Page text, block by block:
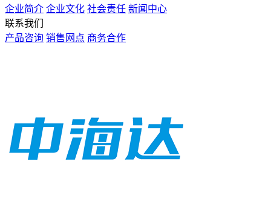
企业简介 企业文化 社会责任 新闻中心
联系我们
产品咨询 销售网点 商务合作